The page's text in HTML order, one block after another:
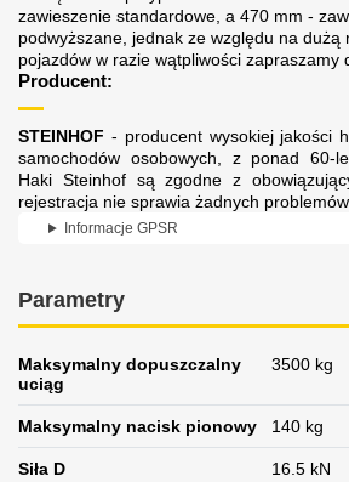
zawieszenie standardowe, a 470 mm -
podwyższane, jednak ze względu na dużą
pojazdów w razie wątpliwości zapraszamy
Producent:
STEINHOF - producent wysokiej jakości
samochodów osobowych, z ponad 60-
Haki Steinhof są zgodne z
rejestracja nie sprawia żadnych problemów.
Informacje GPSR
Parametry
Maksymalny dopuszczalny
uciąg
3500 kg
Maksymalny nacisk pionowy 140 kg
Siła D 16.5 kN